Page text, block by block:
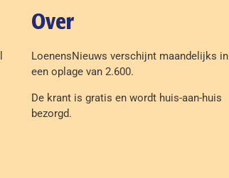
Over
LoenensNieuws verschijnt maandelijks in
een oplage van 2.600.
De krant is gratis en wordt huis-aan-huis
bezorgd.